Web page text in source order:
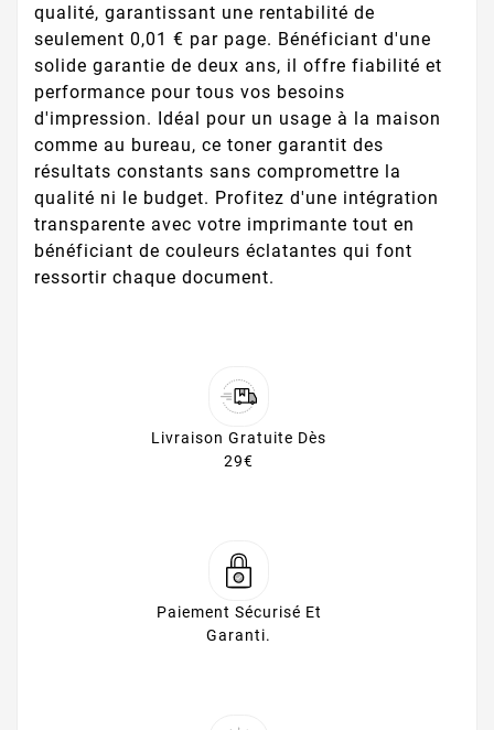
qualité, garantissant une rentabilité de
seulement 0,01 € par page. Bénéficiant d'une
solide garantie de deux ans, il offre fiabilité et
performance pour tous vos besoins
d'impression. Idéal pour un usage à la maison
comme au bureau, ce toner garantit des
résultats constants sans compromettre la
qualité ni le budget. Profitez d'une intégration
transparente avec votre imprimante tout en
bénéficiant de couleurs éclatantes qui font
ressortir chaque document.
Livraison Gratuite Dès
29€
Paiement Sécurisé Et
Garanti.